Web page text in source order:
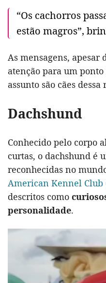
“Os cachorros
estão magros”,
As mensagens, apesar
atenção para um
assunto são cães dessa
Dachshund
Conhecido pelo corpo
curtas, o dachshund é
reconhecidas no
American Kennel Club
descritos como
personalidade.